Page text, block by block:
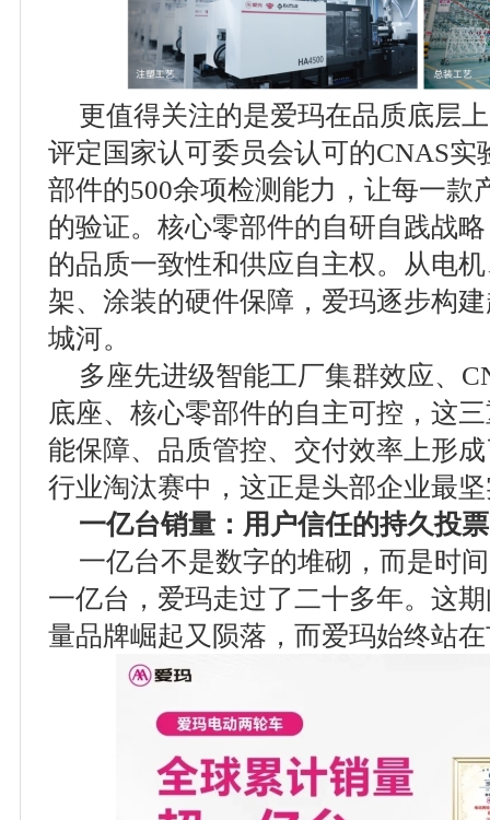
更值得关注的是爱玛在品质底层
评定国家认可委员会认可的CNAS
部件的500余项检测能力，让每一款
的验证。核心零部件的自研自践战
的品质一致性和供应自主权。从电
架、涂装的硬件保障，爱玛逐步构
城河。
多座先进级智能工厂集群效应、
底座、核心零部件的自主可控，这
能保障、品质管控、交付效率上形
行业淘汰赛中，这正是头部企业最
一亿台销量：用户信任的持久投票
一亿台不是数字的堆砌，而是时
一亿台，爱玛走过了二十多年。这
量品牌崛起又陨落，而爱玛始终站